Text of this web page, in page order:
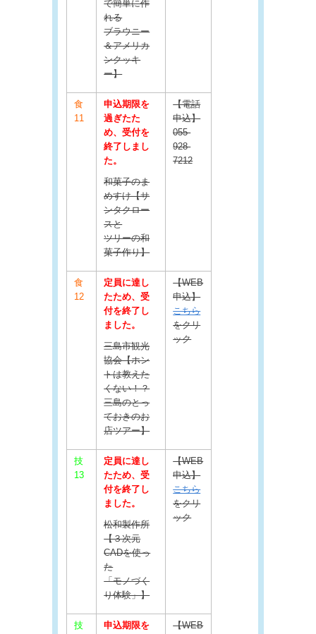
で簡単に作
れる
ブラウニー
＆アメリカ
ンクッキ
ー】
食
11
申込期限を
過ぎたた
め、受付を
終了しまし
た。
和菓子のま
めすけ【サ
ンタクロー
スと
ツリーの和
菓子作り】
【電話
申込】
055-
928-
7212
食
12
定員に達し
たため、受
付を終了し
ました。
三島市観光
協会【ホン
トは教えた
くない！？
三島のとっ
ておきのお
店ツアー】
【WEB
申込】
こちら
をクリ
ック
技
13
定員に達し
たため、受
付を終了し
ました。
松和製作所
【３次元
CADを使っ
た
「モノづく
り体験」】
【WEB
申込】
こちら
をクリ
ック
技
申込期限を
【WEB